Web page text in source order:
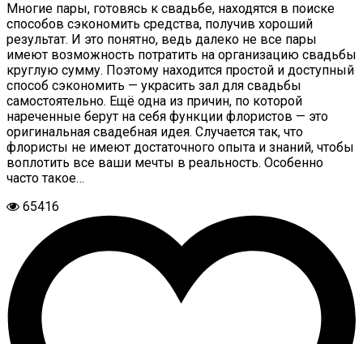
Многие пары, готовясь к свадьбе, находятся в поиске
способов сэкономить средства, получив хороший
результат. И это понятно, ведь далеко не все пары
имеют возможность потратить на организацию свадьбы
круглую сумму. Поэтому находится простой и доступный
способ сэкономить — украсить зал для свадьбы
самостоятельно. Ещё одна из причин, по которой
нареченные берут на себя функции флористов — это
оригинальная свадебная идея. Случается так, что
флористы не имеют достаточного опыта и знаний, чтобы
воплотить все ваши мечты в реальность. Особенно
часто такое…
65416